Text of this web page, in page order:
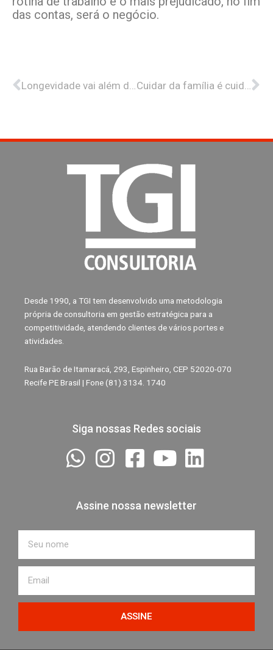
das contas, será o negócio.
Anterior Longevidade vai além de cuidar dos negócios Cuidar da família é cuidar da empresa
Desde 1990, a TGI tem desenvolvido uma metodologia
própria de consultoria em gestão estratégica para a
competitividade, atendendo clientes de vários portes e
atividades.
Rua Barão de Itamaracá, 293, Espinheiro, CEP 52020-070
Recife PE Brasil | Fone (81) 3134. 1740
Siga nossas Redes sociais
Assine nossa newsletter
ASSINE